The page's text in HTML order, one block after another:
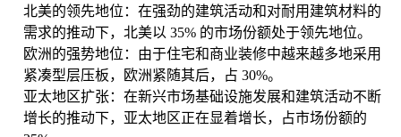
北美的领先地位：在强劲的建筑活动和对耐用建筑材料的
需求的推动下，北美以 35% 的市场份额处于领先地位。
欧洲的强势地位：由于住宅和商业装修中越来越多地采用
紧凑型层压板，欧洲紧随其后，占 30%。
亚太地区扩张：在新兴市场基础设施发展和建筑活动不断
增长的推动下，亚太地区正在显着增长，占市场份额的